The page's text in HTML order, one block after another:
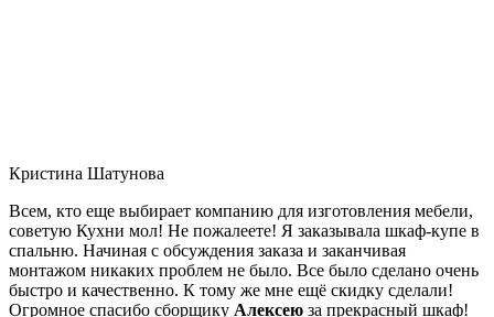
Кристина Шатунова
Всем, кто еще выбирает компанию для изготовления мебели,
советую Кухни мол! Не пожалеете! Я заказывала шкаф-купе в
спальню. Начиная с обсуждения заказа и заканчивая
монтажом никаких проблем не было. Все было сделано очень
быстро и качественно. К тому же мне ещё скидку сделали!
Огромное спасибо сборщику Алексею за прекрасный шкаф!